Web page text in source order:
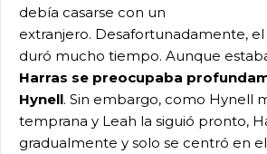
debía casarse con un
extranjero. Desafortunadamente,
duró mucho tiempo. Aunque
Harras se preocupaba
Hynell. Sin embargo, como Hynell
temprana y Leah la siguió pronto,
gradualmente y solo se centró en